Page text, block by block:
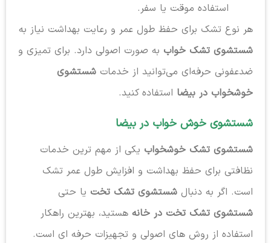
استفاده موقت یا سفر.
هر نوع تشک برای حفظ طول عمر و رعایت بهداشت نیاز به
شستشوی تشک خواببه صورت اصولی دارد. برای تمیزی و
ضدعفونی حرفه‌ای می‌توانید از خدمات شستشوی
خوشخواب در بیضااستفاده کنید.
شستشوی خوش خواب در بیضا
شستشوی تشک خوشخوابیکی از مهم ترین خدمات
نظافتی برای حفظ بهداشت و افزایش طول عمر تشک
است. اگر به دنبال شستشوی تشک تختیا حتی
شستشوی تشک تخت در خانههستید، بهترین راهکار
استفاده از روش های اصولی و تجهیزات حرفه ای است.